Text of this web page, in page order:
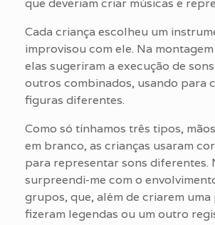
que deveriam criar músicas e
Cada criança escolheu um
improvisou com ele. Na
elas sugeriram a execução de
outros combinados, usando para
figuras diferentes.
Como só tínhamos três tipos,
em branco, as crianças usaram
para representar sons diferentes.
surpreendi-me com o
grupos, que, além de criarem
fizeram legendas ou um outro